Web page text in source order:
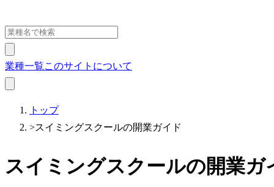
業種一覧このサイトについて
トップ
>スイミングスクールの開業ガイド
スイミングスクールの開業ガ